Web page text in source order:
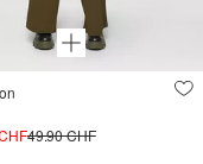
49.90 CHF